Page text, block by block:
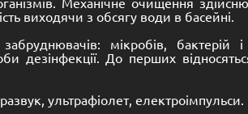
виходячи з обсягу води в басейні.
мікробів, бактерій і
дезінфекції. До перших
ультрафіолет, електроімпульси.